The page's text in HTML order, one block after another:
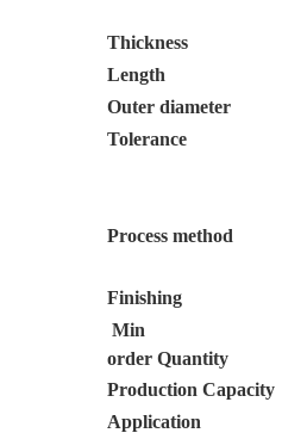
Thickness
Length
Outer diameter
Tolerance
Process method
Finishing
Min
order Quantity
Production Capacity
Application